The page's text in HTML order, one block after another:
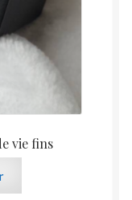
vie fins